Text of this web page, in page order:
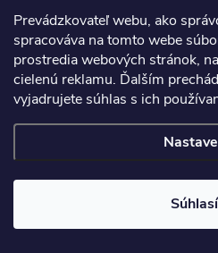
Prevádzkovateľ webu, ako
spracováva na tomto webe
prostredia webových stránok,
cielenú reklamu. Ďalším
vyjadrujete súhlas s ich
Informácie pre vás
Kategórie
nastavenie